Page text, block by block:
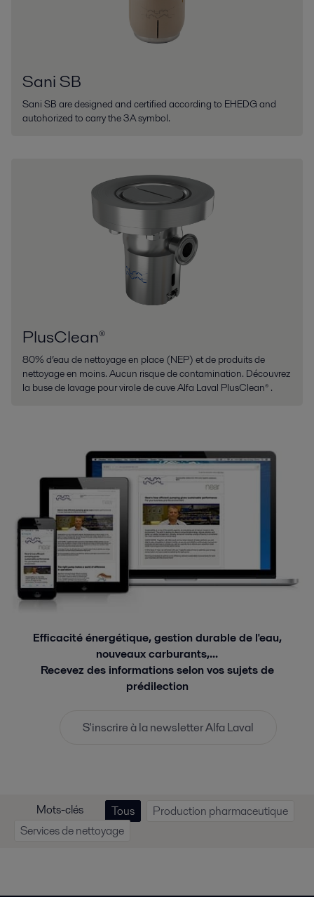
Sani SB
Sani SB are designed and certified according to EHEDG and
autohorized to carry the 3A symbol.
PlusClean®
80% d’eau de nettoyage en place (NEP) et de produits de
nettoyage en moins. Aucun risque de contamination. Découvrez
la buse de lavage pour virole de cuve Alfa Laval PlusClean® .
Efficacité énergétique, gestion durable de l'eau,
nouveaux carburants,...
Recevez des informations selon vos sujets de
prédilection
S'inscrire à la newsletter Alfa Laval
Mots-clés Tous
Production pharmaceutique
Services de nettoyage